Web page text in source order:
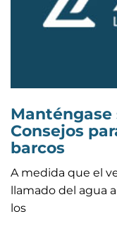
Manténgase
Consejos
barcos
A medida que el
llamado del agua
los